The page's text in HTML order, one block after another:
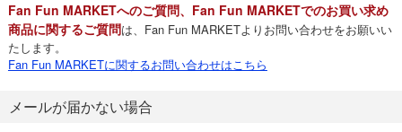
Fan Fun MARKETへのご質問、Fan Fun MARKETでのお買い求め
商品に関するご質問は、Fan Fun MARKETよりお問い合わせをお願いい
たします。
Fan Fun MARKETに関するお問い合わせはこちら
メールが届かない場合